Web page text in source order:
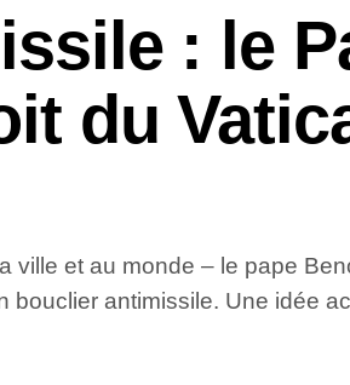
: le
du
ville et au monde – le pape
bouclier antimissile. Une idée